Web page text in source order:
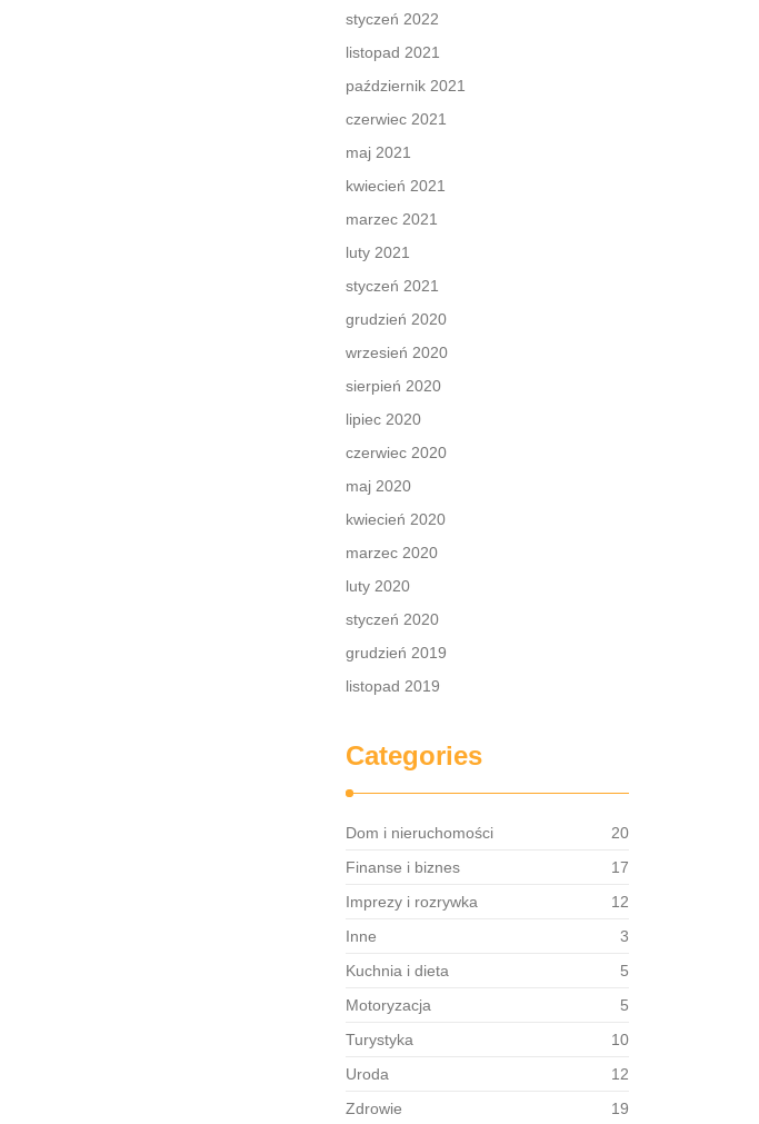
styczeń 2022
listopad 2021
październik 2021
czerwiec 2021
maj 2021
kwiecień 2021
marzec 2021
luty 2021
styczeń 2021
grudzień 2020
wrzesień 2020
sierpień 2020
lipiec 2020
czerwiec 2020
maj 2020
kwiecień 2020
marzec 2020
luty 2020
styczeń 2020
grudzień 2019
listopad 2019
Categories
Dom i nieruchomości
20
Finanse i biznes
17
Imprezy i rozrywka
12
Inne
3
Kuchnia i dieta
5
Motoryzacja
5
Turystyka
10
Uroda
12
Zdrowie
19